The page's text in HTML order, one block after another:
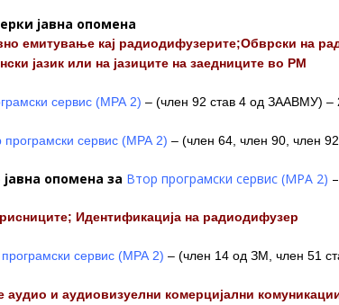
јавна опомена
емитување кај радиодифузерите;Обврски на
јазик или на јазиците на заедниците во РМ
сервис (МРА 2) – (член 92 став 4 од ЗААВМУ) –
програмски сервис (МРА 2) – (член 64, член 90, член
опомена за Втор програмски сервис (МРА 2)
Идентификација на радиодифузер
програмски сервис (МРА 2) – (член 14 од ЗМ, член 51
и аудиовизуелни комерцијални